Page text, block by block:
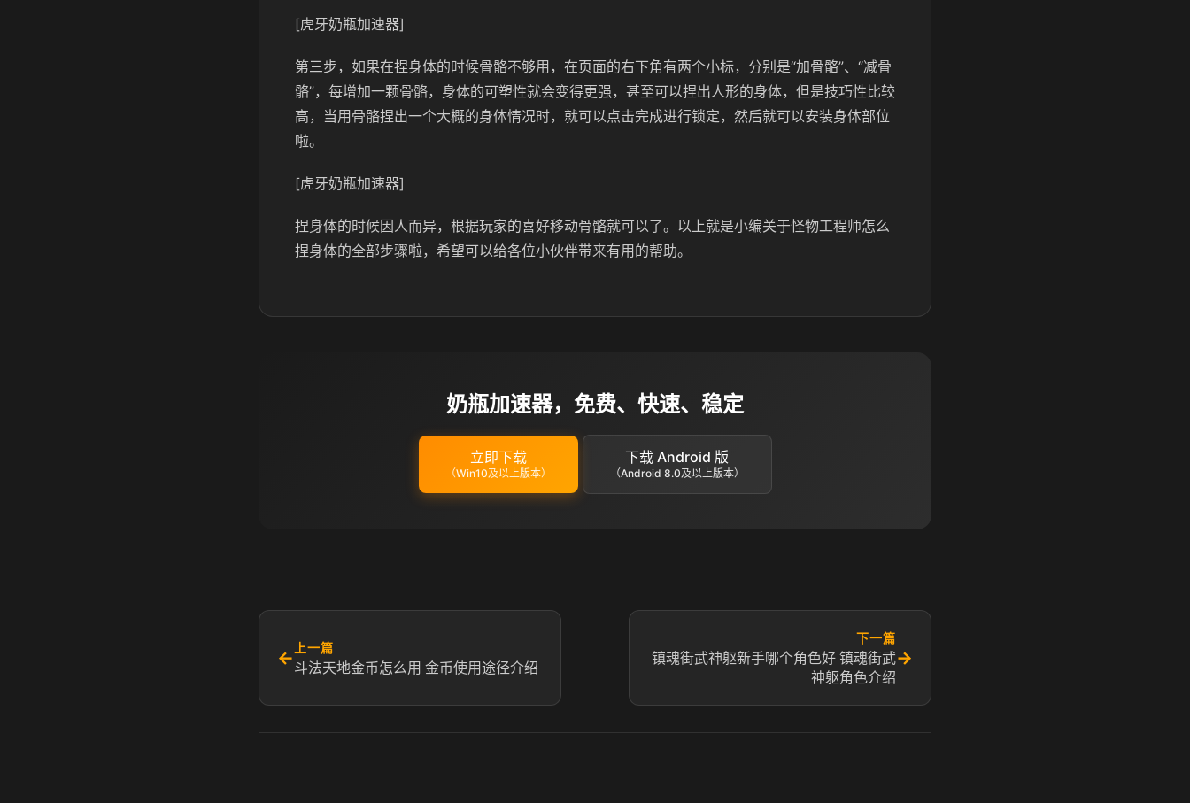
[虎牙奶瓶加速器]
第三步，如果在捏身体的时候骨骼不够用，在页面的右下角有两个小标，分别是“加骨骼”、“减骨
骼”，每增加一颗骨骼，身体的可塑性就会变得更强，甚至可以捏出人形的身体，但是技巧性比较
高，当用骨骼捏出一个大概的身体情况时，就可以点击完成进行锁定，然后就可以安装身体部位
啦。
[虎牙奶瓶加速器]
捏身体的时候因人而异，根据玩家的喜好移动骨骼就可以了。以上就是小编关于怪物工程师怎么
捏身体的全部步骤啦，希望可以给各位小伙伴带来有用的帮助。
奶瓶加速器，免费、快速、稳定
立即下载
（Win10及以上版本）
下载 Android 版
（Android 8.0及以上版本）
← 上一篇
斗法天地金币怎么用 金币使用途径介绍
下一篇
镇魂街武神躯新手哪个角色好 镇魂街武
神躯角色介绍
→